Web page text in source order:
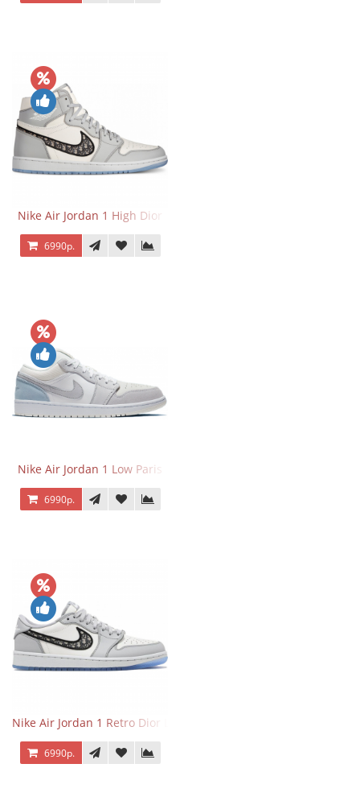
Nike Air Jordan 1 High Dior
6990р.
Nike Air Jordan 1 Low Paris
6990р.
Nike Air Jordan 1 Retro Dior Low
6990р.